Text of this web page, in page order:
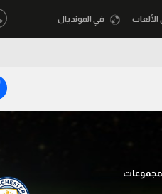
الألعاب في المونديال